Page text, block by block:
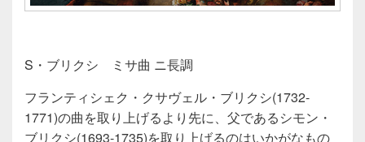
S・ブリクシ ミサ曲 ニ長調
フランティシェク・クサヴェル・ブリクシ(1732-
1771)の曲を取り上げるより先に、父であるシモン・
ブリクシ(1693-1735)を取り上げるのはいかがなもの